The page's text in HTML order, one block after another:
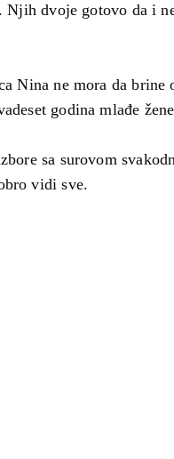
Njih dvoje gotovo da i
Nina ne mora da
godina mlađe
sa surovom
vidi sve.